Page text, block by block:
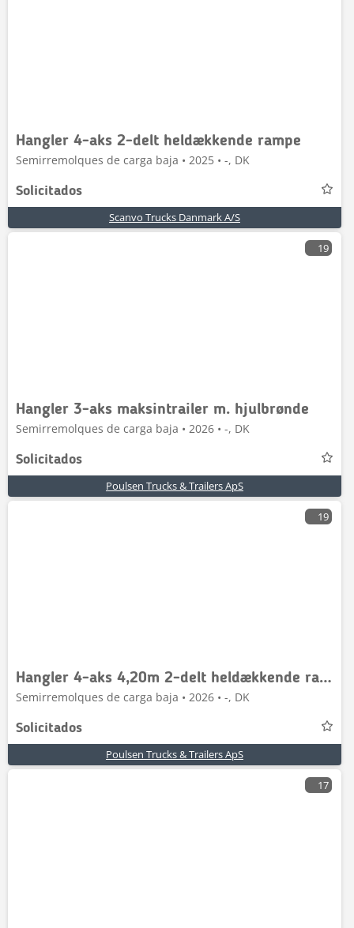
Hangler 4-aks 2-delt heldækkende rampe
Semirremolques de carga baja • 2025 • -, DK
Solicitados
Scanvo Trucks Danmark A/S
19
Hangler 3-aks maksintrailer m. hjulbrønde
Semirremolques de carga baja • 2026 • -, DK
Solicitados
Poulsen Trucks & Trailers ApS
19
Hangler 4-aks 4,20m 2-delt heldækkende rampe
Semirremolques de carga baja • 2026 • -, DK
Solicitados
Poulsen Trucks & Trailers ApS
17